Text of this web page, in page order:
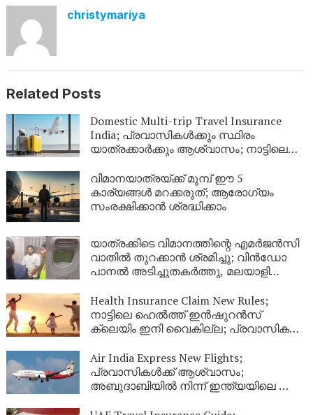
christymariya
Related Posts
Domestic Multi-trip Travel Insurance
India; പ്രവാസികൾക്കും സ്ഥിരം
യാത്രക്കാർക്കും ആശ്വാസം; നാട്ടിലെ
മതി! കൂട്ടിന് വീടിനും കാവൽ
വിമാനയാത്രയ്ക്ക് മുമ്പ് ഈ 5
കാര്യങ്ങൾ മറക്കരുത്; ആരോഗ്യം
സംരക്ഷിക്കാൻ ശ്രദ്ധിക്കാം
യാത്രക്കിടെ വിമാനത്തിന്റെ എമർജൻസി
വാതിൽ തുറക്കാൻ ശ്രമിച്ചു; വിൻഡോ
പാനൽ അടിച്ചുതകർത്തു, മലയാളി
Health Insurance Claim New Rules;
നാട്ടിലെ ഹെൽത്ത് ഇൻഷുറൻസ്
ക്ലെയിം ഇനി വൈകില്ല; പ്രവാസികൾ
നിയമങ്ങൾ!
Air India Express New Flights;
പ്രവാസികൾക്ക് ആശ്വാസം;
അബുദാബിയിൽ നിന്ന് ഇന്ത്യയിലെ ഈ